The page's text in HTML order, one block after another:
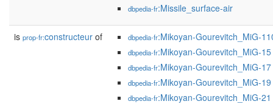
dbpedia-fr:Missile_surface-air
is prop-fr:constructeur of dbpedia-fr:Mikoyan-Gourevitch_MiG-
dbpedia-fr:Mikoyan-Gourevitch_MiG-15
dbpedia-fr:Mikoyan-Gourevitch_MiG-17
dbpedia-fr:Mikoyan-Gourevitch_MiG-19
dbpedia-fr:Mikoyan-Gourevitch_MiG-21